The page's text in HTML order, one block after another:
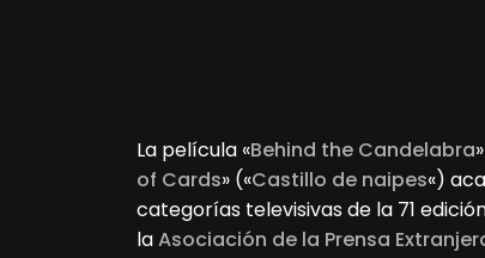
La película «Behind the Candelabra
of Cards» («Castillo de naipes«)
categorías televisivas de la 71
laAsociación de la Prensa